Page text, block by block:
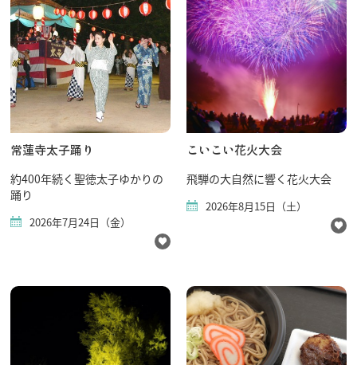
常蓮寺太子踊り
約400年続く聖徳太子ゆかりの
踊り
2026年7月24日（金）
こいこい花火大会
飛騨の大自然に響く花火大会
2026年8月15日（土）